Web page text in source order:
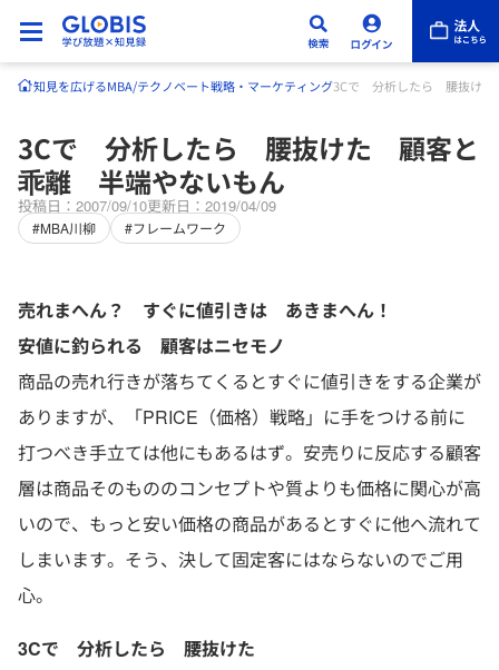
知見を広げるMBA/テクノベート戦略・マーケティング3Cで 分析したら 腰抜け
3Cで 分析したら 腰抜けた 顧客と
乖離 半端やないもん
投稿日：2007/09/10更新日：2019/04/09
#MBA川柳 #フレームワーク
売れまへん？ すぐに値引きは あきまへん！
安値に釣られる 顧客はニセモノ
商品の売れ行きが落ちてくるとすぐに値引きをする企業が
ありますが、「PRICE（価格）戦略」に手をつける前に
打つべき手立ては他にもあるはず。安売りに反応する顧客
層は商品そのもののコンセプトや質よりも価格に関心が高
いので、もっと安い価格の商品があるとすぐに他へ流れて
しまいます。そう、決して固定客にはならないのでご用
心。
3Cで 分析したら 腰抜けた